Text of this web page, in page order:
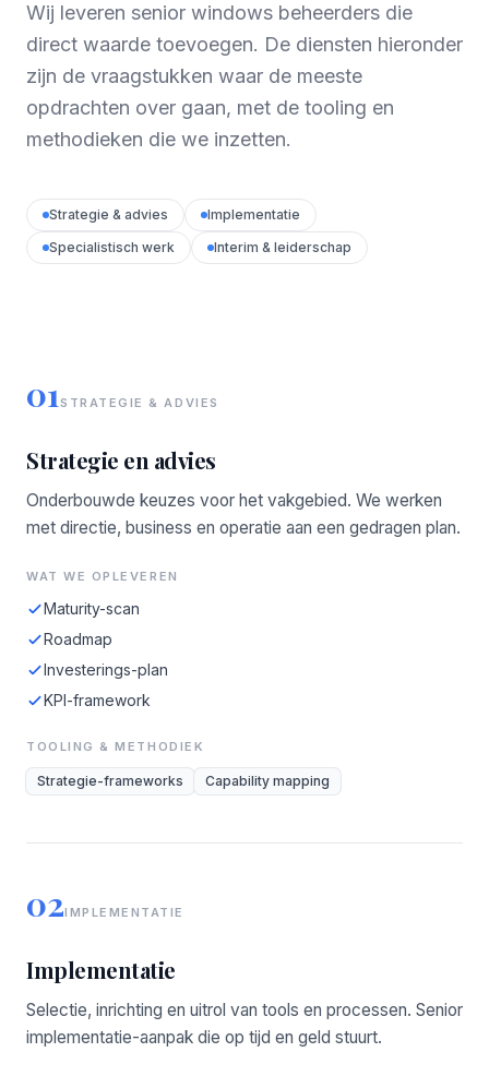
Wij leveren senior windows beheerders die
direct waarde toevoegen. De diensten hieronder
zijn de vraagstukken waar de meeste
opdrachten over gaan, met de tooling en
methodieken die we inzetten.
Strategie & advies
Implementatie
Specialistisch werk
Interim & leiderschap
01STRATEGIE & ADVIES
Strategie en advies
Onderbouwde keuzes voor het vakgebied. We werken
met directie, business en operatie aan een gedragen plan.
WAT WE OPLEVEREN
Maturity-scan
Roadmap
Investerings-plan
KPI-framework
TOOLING & METHODIEK
Strategie-frameworks Capability mapping
02IMPLEMENTATIE
Implementatie
Selectie, inrichting en uitrol van tools en processen. Senior
implementatie-aanpak die op tijd en geld stuurt.